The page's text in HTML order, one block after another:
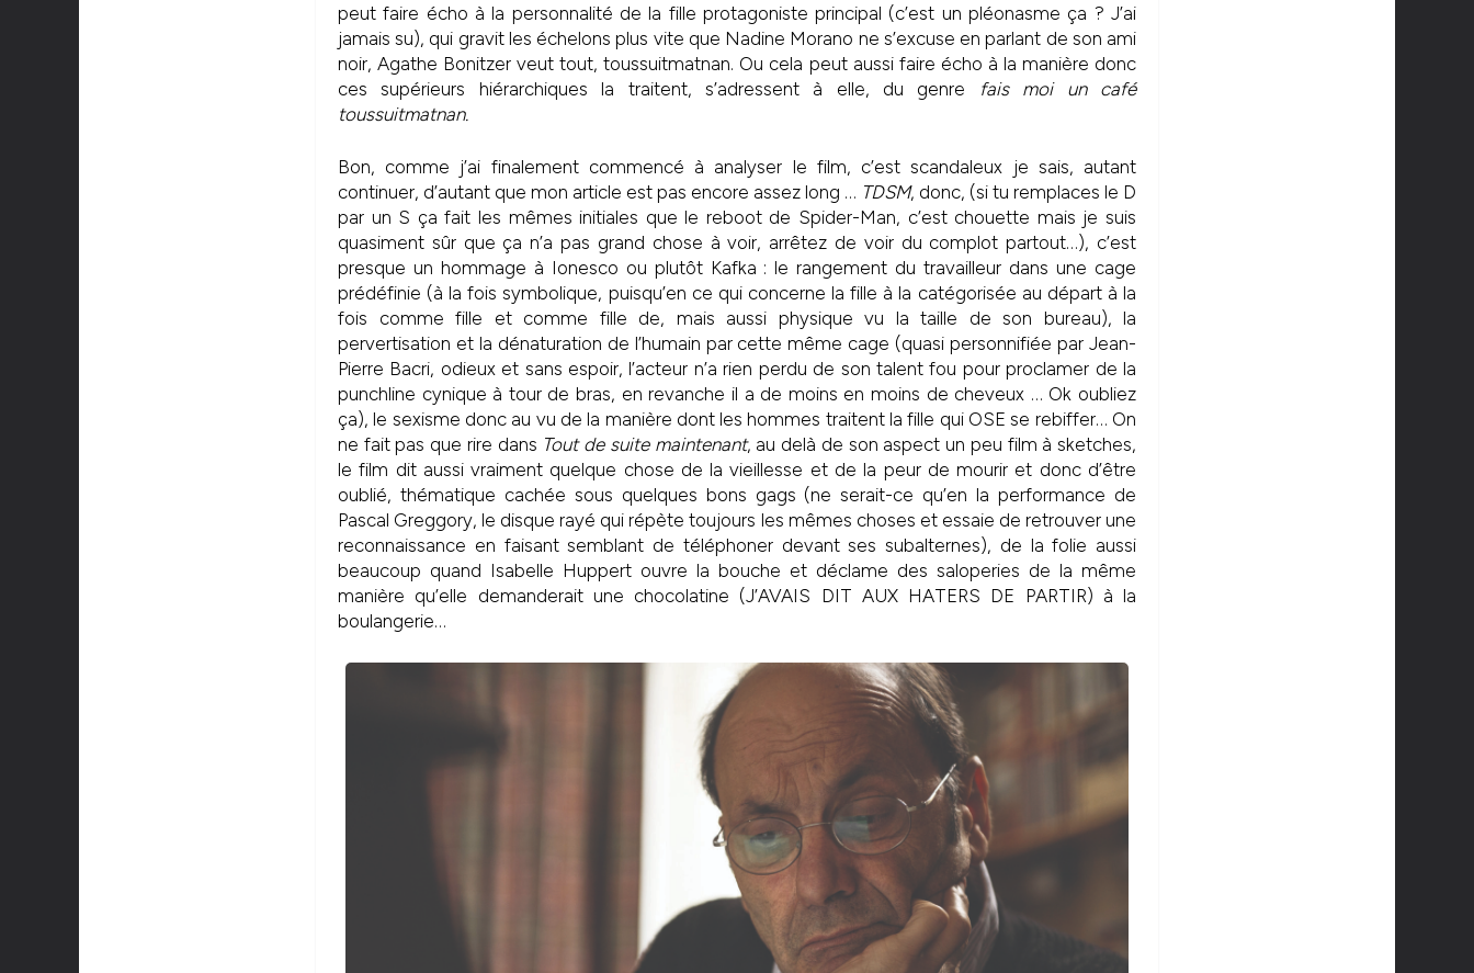
peut faire écho à la personnalité de la fille protagoniste principal (c’est un pléonasme ça ? J’ai
jamais su), qui gravit les échelons plus vite que Nadine Morano ne s’excuse en parlant de son ami
noir, Agathe Bonitzer veut tout, toussuitmatnan. Ou cela peut aussi faire écho à la manière donc
ces supérieurs hiérarchiques la traitent, s’adressent à elle, du genre
fais moi un café
toussuitmatnan.
Bon, comme j’ai finalement commencé à analyser le film, c’est scandaleux je sais, autant
continuer, d’autant que mon article est pas encore assez long … TDSM, donc, (si tu remplaces le D
par un S ça fait les mêmes initiales que le reboot de Spider-Man, c’est chouette mais je suis
quasiment sûr que ça n’a pas grand chose à voir, arrêtez de voir du complot partout…), c’est
presque un hommage à Ionesco ou plutôt Kafka : le rangement du travailleur dans une cage
prédéfinie (à la fois symbolique, puisqu’en ce qui concerne la fille à la catégorisée au départ à la
fois comme fille et comme fille de, mais aussi physique vu la taille de son bureau), la
pervertisation et la dénaturation de l’humain par cette même cage (quasi personnifiée par Jean-
Pierre Bacri, odieux et sans espoir, l’acteur n’a rien perdu de son talent fou pour proclamer de la
punchline cynique à tour de bras, en revanche il a de moins en moins de cheveux … Ok oubliez
ça), le sexisme donc au vu de la manière dont les hommes traitent la fille qui OSE se rebiffer… On
ne fait pas que rire dans Tout de suite maintenant, au delà de son aspect un peu film à sketches,
le film dit aussi vraiment quelque chose de la vieillesse et de la peur de mourir et donc d’être
oublié, thématique cachée sous quelques bons gags (ne serait-ce qu’en la performance de
Pascal Greggory, le disque rayé qui répète toujours les mêmes choses et essaie de retrouver une
reconnaissance en faisant semblant de téléphoner devant ses subalternes), de la folie aussi
beaucoup quand Isabelle Huppert ouvre la bouche et déclame des saloperies de la même
manière qu’elle demanderait une chocolatine (J’AVAIS DIT AUX HATERS DE PARTIR) à la
boulangerie…